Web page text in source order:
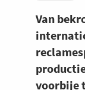
Van
voorbije